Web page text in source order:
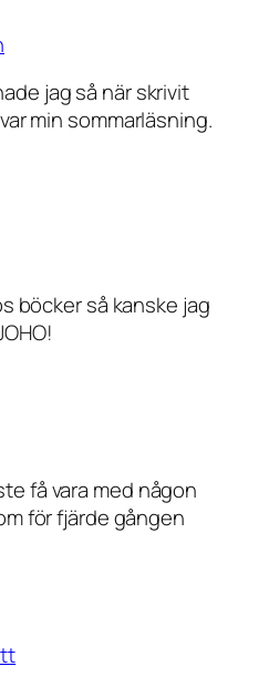
jag så när skrivit
min sommarläsning.
böcker så kanske jag
få vara med någon
för fjärde gången